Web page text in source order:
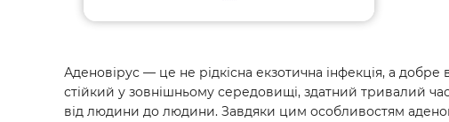
Аденовірус — це не рідкісна екзотична інфекція, а
стійкий у зовнішньому середовищі, здатний тривалий
від людини до людини. Завдяки цим особливостям